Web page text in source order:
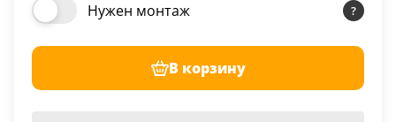
Нужен монтаж
В корзину